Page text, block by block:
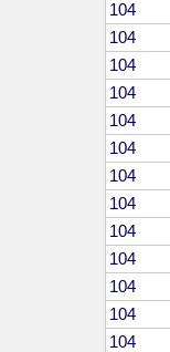
104
104
104
104
104
104
104
104
104
104
104
104
104